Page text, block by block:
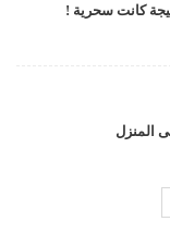
كانت سحرية !